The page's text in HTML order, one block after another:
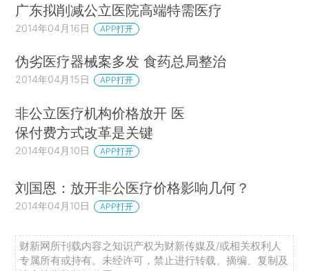
广东拟削减公立医院高端特需医疗
2014年04月16日 APP打开
伪劣医疗器械案多发 食药总局整治
2014年04月15日 APP打开
非公立医疗机构价格放开 医
保付费方式改革是关键
2014年04月10日 APP打开
刘国恩：放开非公医疗价格影响几何？
2014年04月10日 APP打开
财新网所刊载内容之知识产权为财新传媒及/或相关权利人
专属所有或持有。未经许可，禁止进行转载、摘编、复制及